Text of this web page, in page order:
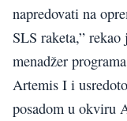
napredovati na
SLS raketa,”
menadžer
Artemis I i
posadom u okviru